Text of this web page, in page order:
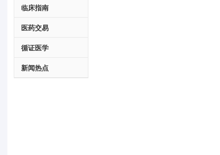
临床指南
医药交易
循证医学
新闻热点